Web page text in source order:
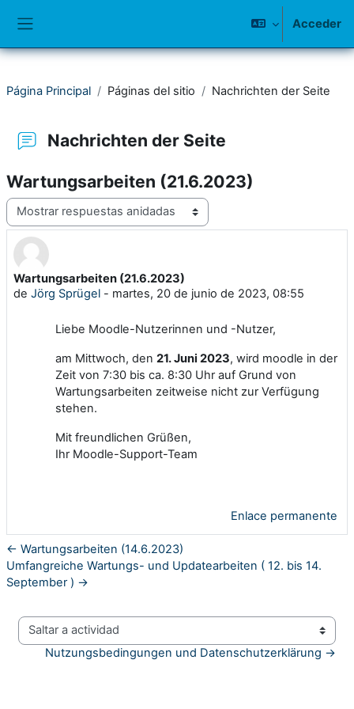
Acceder
Página Principal Páginas del sitio Nachrichten der Seite
Nachrichten der Seite
Wartungsarbeiten (21.6.2023)
Mostrar modo
Wartungsarbeiten (21.6.2023)
de Jörg Sprügel - martes, 20 de junio de 2023, 08:55
Número de respuestas: 0
Liebe Moodle-Nutzerinnen und -Nutzer,
am Mittwoch, den 21. Juni 2023, wird moodle in der
Zeit von 7:30 bis ca. 8:30 Uhr auf Grund von
Wartungsarbeiten zeitweise nicht zur Verfügung
stehen.
Mit freundlichen Grüßen,
Ihr Moodle-Support-Team
Enlace permanente
← Wartungsarbeiten (14.6.2023)
Umfangreiche Wartungs- und Updatearbeiten ( 12. bis 14.
September ) →
Saltar a actividad
Nutzungsbedingungen und Datenschutzerklärung →